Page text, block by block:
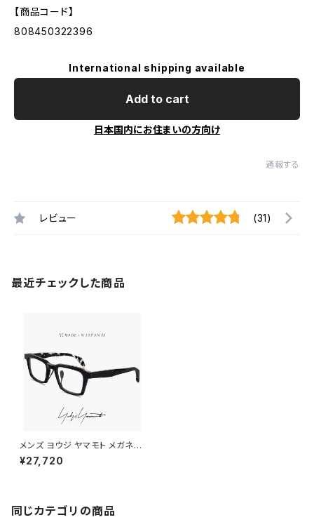
【商品コード】
808450322396
International shipping available
Add to cart
日本国内にお住まいの方向け
通報する
レビュー (31)
最近チェックした商品
メンズ ヨウジ ヤマモト メガネ
日本製 19-0085 1 c01 50mm
Yohji Yamamoto 眼鏡 ブラン
¥27,720
同じカテゴリの商品